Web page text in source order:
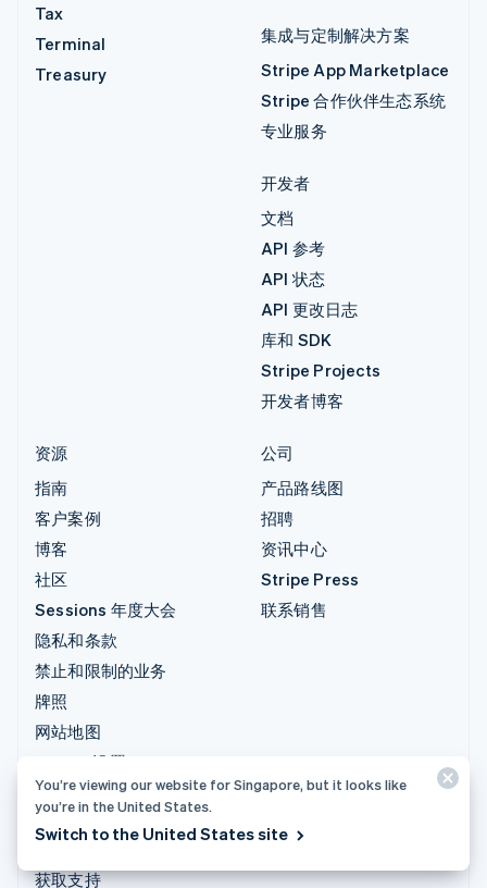
Tax
Terminal
Treasury
集成与定制解决方案
Stripe App Marketplace
Stripe 合作伙伴生态系统
专业服务
开发者
文档
API 参考
API 状态
API 更改日志
库和 SDK
Stripe Projects
开发者博客
资源
指南
客户案例
博客
社区
Sessions 年度大会
隐私和条款
禁止和限制的业务
牌照
网站地图
Cookie 设置
更多资源
公司
产品路线图
招聘
资讯中心
Stripe Press
联系销售
支持
获取支持
You’re viewing our website for Singapore, but it looks like
you’re in the United States.
Switch to the United States site